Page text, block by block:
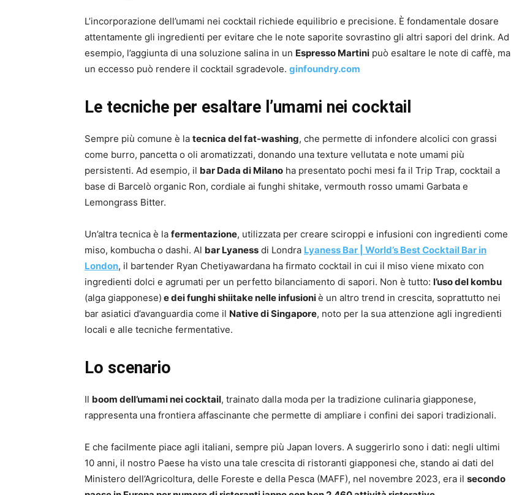
L’incorporazione dell’umami nei cocktail richiede equilibrio e precisione. È fondamentale dosare
attentamente gli ingredienti per evitare che le note saporite sovrastino gli altri sapori del drink. Ad
esempio, l’aggiunta di una soluzione salina in un Espresso Martini può esaltare le note di caffè, ma
un eccesso può rendere il cocktail sgradevole. ginfoundry.com
Le tecniche per esaltare l’umami nei cocktail
Sempre più comune è la tecnica del fat-washing, che permette di infondere alcolici con grassi
come burro, pancetta o oli aromatizzati, donando una texture vellutata e note umami più
persistenti. Ad esempio, il bar Dada di Milano ha presentato pochi mesi fa il Trip Trap, cocktail a
base di Barcelò organic Ron, cordiale ai funghi shitake, vermouth rosso umami Garbata e
Lemongrass Bitter.
Un’altra tecnica è la fermentazione, utilizzata per creare sciroppi e infusioni con ingredienti come
miso, kombucha o dashi. Al bar Lyaness di Londra Lyaness Bar | World’s Best Cocktail Bar in
London, il bartender Ryan Chetiyawardana ha firmato cocktail in cui il miso viene mixato con
ingredienti dolci e agrumati per un perfetto bilanciamento di sapori. Non è tutto: l’uso del kombu
(alga giapponese) e dei funghi shiitake nelle infusioniè un altro trend in crescita, soprattutto nei
bar asiatici d’avanguardia come il Native di Singapore, noto per la sua attenzione agli ingredienti
locali e alle tecniche fermentative.
Lo scenario
Il boom dell’umami nei cocktail, trainato dalla moda per la tradizione culinaria giapponese,
rappresenta una frontiera affascinante che permette di ampliare i confini dei sapori tradizionali.
E che facilmente piace agli italiani, sempre più Japan lovers. A suggerirlo sono i dati: negli ultimi
10 anni, il nostro Paese ha visto una tale crescita di ristoranti giapponesi che, stando ai dati del
Ministero dell’Agricoltura, delle Foreste e della Pesca (MAFF), nel novembre 2023, era il secondo